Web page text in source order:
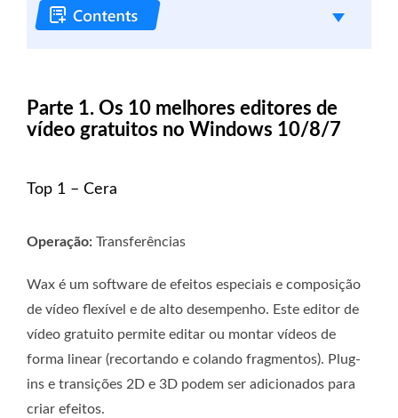
Parte 1. Os 10 melhores editores de
vídeo gratuitos no Windows 10/8/7
Top 1 – Cera
Operação: Transferências
Wax é um software de efeitos especiais e composição
de vídeo flexível e de alto desempenho. Este editor de
vídeo gratuito permite editar ou montar vídeos de
forma linear (recortando e colando fragmentos). Plug-
ins e transições 2D e 3D podem ser adicionados para
criar efeitos.